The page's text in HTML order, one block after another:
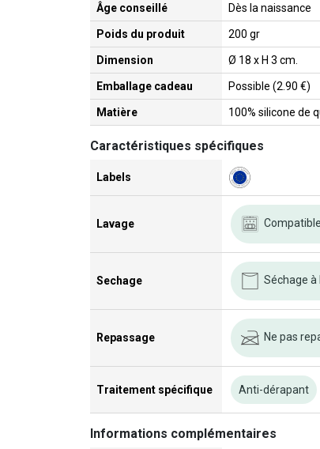
Âge conseillé Dès la naissance
Poids du produit 200 gr
Dimension Ø 18 x H 3 cm.
Emballage cadeau Possible (2.90 €)
Matière 100% silicone de
Caractéristiques spécifiques
Labels
Lavage
Sechage Séchage à
Repassage Ne pas
Traitement spécifique Anti-dérapant
Informations complémentaires